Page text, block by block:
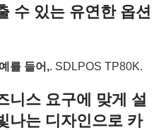
수 있는 유연한 옵션
예를 들어,. SDLPOS TP80K.
니스 요구에 맞게 설
나는 디자인으로 카